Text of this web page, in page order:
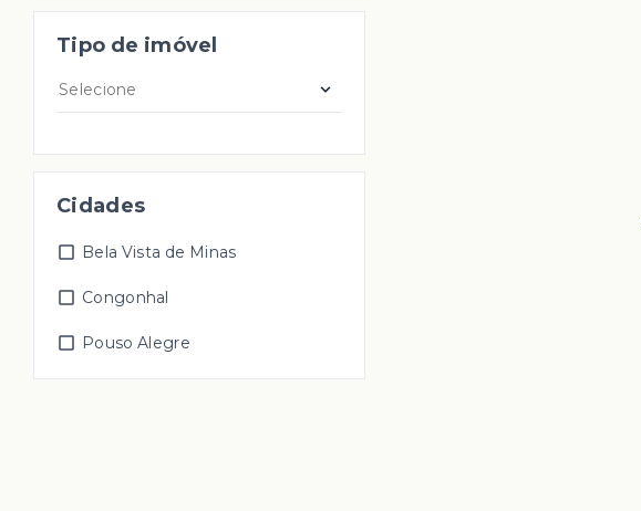
Tipo de imóvel
Selecione
Cidades
Bela Vista de Minas
Congonhal
Pouso Alegre